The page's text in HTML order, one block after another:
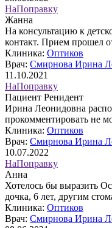
НаПоправку
Жанна
На консультацию к
контакт. Прием прошел
Клиника: Оптиков
Врач: Смирнова Ирина
11.10.2021
НаПоправку
Пациент Ренидент
Ирина Леонидовна
прокомментировать не
Клиника: Оптиков
Врач: Смирнова Ирина
10.07.2022
НаПоправку
Анна
Хотелось бы выразить
дочка, 6 лет, другим
Клиника: Оптиков
Врач: Смирнова Ирина